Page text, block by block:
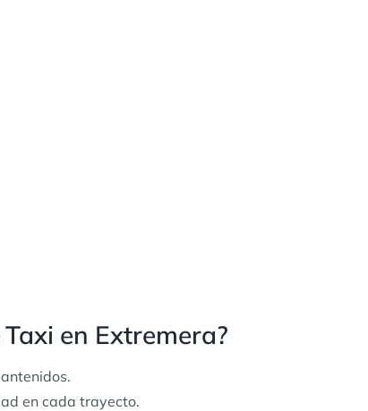
en Extremera?
en cada trayecto.